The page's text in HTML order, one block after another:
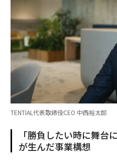
TENTIAL代表取締役CEO 中西裕太郎
「勝負したい時に舞台
が生んだ事業構想